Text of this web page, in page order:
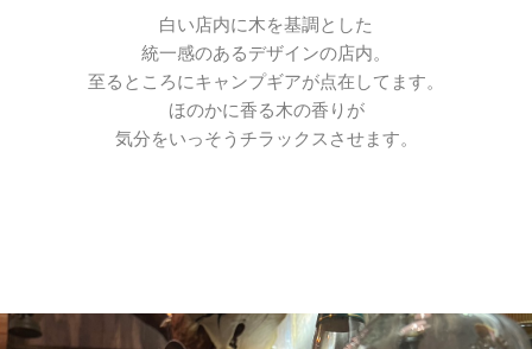
白い店内に木を基調とした
統一感のあるデザインの店内。
至るところにキャンプギアが点在してます。
ほのかに香る木の香りが
気分をいっそうチラックスさせます。